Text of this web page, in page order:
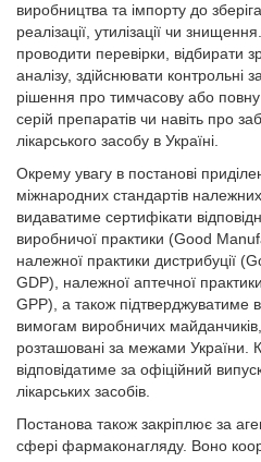
виробництва та імпорту до
реалізації, утилізації чи
проводити перевірки, відбирати
аналізу, здійснювати контрольні
рішення про тимчасову або
серій препаратів чи навіть про
лікарського засобу в Україні.
Окрему увагу в постанові
міжнародних стандартів
видаватиме сертифікати
виробничої практики (Good
належної практики дистрибуції
GDP), належної аптечної
GPP), а також підтверджуватиме
вимогам виробничих
розташовані за межами України.
відповідатиме за офіційний
лікарських засобів.
Постанова також закріплює за
сфері фармаконагляду. Воно